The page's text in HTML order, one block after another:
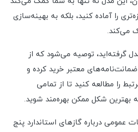
را آماده کنید، بلکه به بهینه‌سازی
می‌کند.
گرفته‌اید، توصیه می‌شود که از
ضمانت‌نامه‌های معتبر خرید کرده و
را مطالعه کنید تا از تمامی
بهترین شکل ممکن بهره‌مند شوید.
عمومی درباره گازهای استاندارد پنج